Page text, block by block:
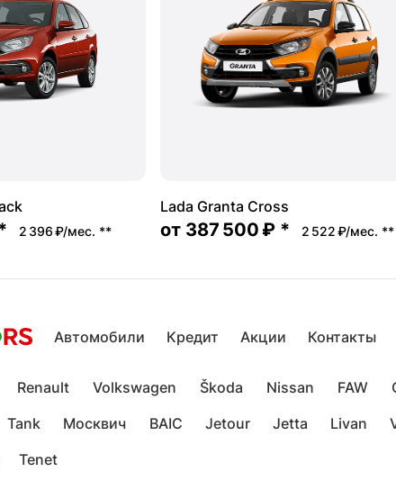
2 396 ₽/мес. **
Lada Granta Cross
от 387 500 ₽ * 2 522 ₽/мес. **
Автомобили Кредит Акции Контакты
Renault Volkswagen Škoda Nissan FAW
Tank Москвич BAIC Jetour Jetta Livan
Tenet